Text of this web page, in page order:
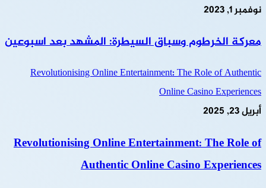
نوفمبر 1, 2023
معركة الخرطوم وسباق السيطرة: المشهد بعد اسبوعين
Revolutionising Online Entertainment: The Role of Authentic
Online Casino Experiences
أبريل 23, 2025
Revolutionising Online Entertainment: The Role of
Authentic Online Casino Experiences